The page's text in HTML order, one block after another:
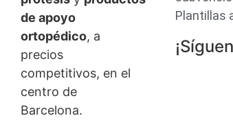
de apoyo
ortopédico, a
precios
competitivos, en el
centro de
Barcelona.
Plantillas